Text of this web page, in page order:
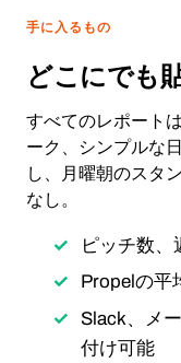
手に入るもの
どこにでも
すべてのレポート
ーク、シンプルな
し、月曜朝のスタ
なし。
ピッチ数、
Propelの平
Slack、メ
付け可能